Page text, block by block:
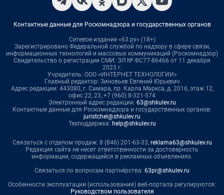
Контактные данные для Роскомнадзора и государственных органов
Сетевое издание «63.ру» (18+)
Зарегистрировано Федеральной службой по надзору в сфере связи,
информационных технологий и массовых коммуникаций (Роскомнадзор)
Свидетельство о регистрации СМИ: ЭЛ № ФС77-86466 от 11 декабря
2023 г.
Учредитель: ООО «ИНТЕРНЕТ ТЕХНОЛОГИИ»
Главный редактор: Зиновьев Евгений Юрьевич
Адрес редакции: 443080, г. Самара, пр. Карла Маркса, д. 201б, этаж 12,
офис 22, 23, +7 (960) 8-321-574
Электронный адрес редакции: 63@shkulev.ru
Контактные данные для Роскомнадзора и государственных органов:
juristchel@shkulev.ru
Техподдержка: help@shkulev.ru
Связаться с отделом продаж: 8 (846) 201-63-33, reklama63@shkulev.ru
Редакция сайта не несет ответственности за достоверность
информации, содержащейся в рекламных объявлениях.
Связаться по вопросам партнёрства: 63pr@shkulev.ru
Особенности эксплуатации (использования) веб-портала регулируются:
Руководством пользователя